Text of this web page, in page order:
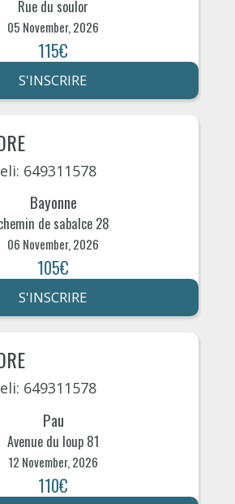
Rue du soulor
05 November, 2026
115€
S'INSCRIRE
649311578
Bayonne
de sabalce 28
06 November, 2026
105€
S'INSCRIRE
649311578
Pau
Avenue du loup 81
12 November, 2026
110€